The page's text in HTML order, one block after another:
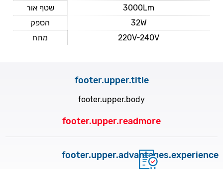
שטף אור
3000Lm
הספק
32W
מתח
220V-240V
footer.upper.title
footer.upper.body
footer.upper.readmore
footer.upper.advantages.experience